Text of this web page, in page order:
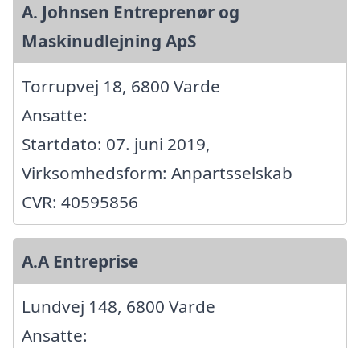
A. Johnsen Entreprenør og
Maskinudlejning ApS
Torrupvej 18, 6800 Varde
Ansatte:
Startdato: 07. juni 2019,
Virksomhedsform: Anpartsselskab
CVR: 40595856
A.A Entreprise
Lundvej 148, 6800 Varde
Ansatte: